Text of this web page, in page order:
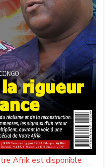
Afrik est disponible